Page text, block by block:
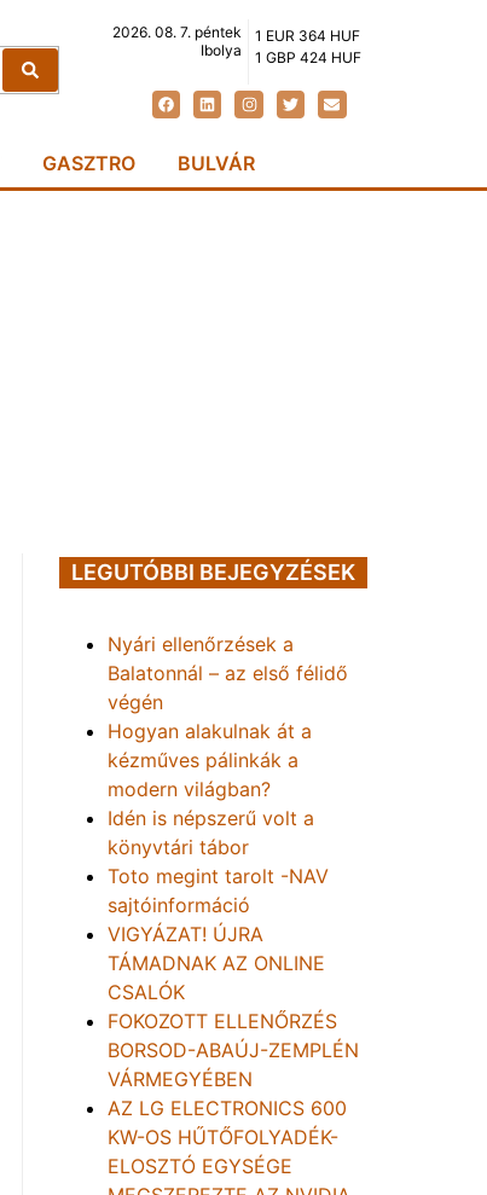
2026. 08. 7. péntek
Ibolya
1 EUR 364 HUF
1 GBP 424 HUF
GASZTRO BULVÁR
LEGUTÓBBI BEJEGYZÉSEK
Nyári ellenőrzések a
Balatonnál – az első félidő
végén
Hogyan alakulnak át a
kézműves pálinkák a
modern világban?
Idén is népszerű volt a
könyvtári tábor
Toto megint tarolt -NAV
sajtóinformáció
VIGYÁZAT! ÚJRA
TÁMADNAK AZ ONLINE
CSALÓK
FOKOZOTT ELLENŐRZÉS
BORSOD-ABAÚJ-ZEMPLÉN
VÁRMEGYÉBEN
AZ LG ELECTRONICS 600
KW-OS HŰTŐFOLYADÉK-
ELOSZTÓ EGYSÉGE